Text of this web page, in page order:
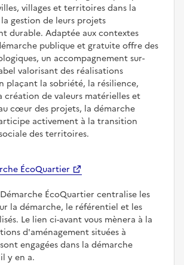
villages et territoires dans la
gestion de leurs projets
durable. Adaptée aux contextes
publique et gratuite offre des
un accompagnement sur-
valorisant des réalisations
plaçant la sobriété, la résilience,
création de valeurs matérielles et
cœur des projets, la démarche
activement à la transition
des territoires.
ÉcoQuartier
ÉcoQuartier centralise les
la démarche, le référentiel et les
Le lien ci-avant vous mènera à la
d'aménagement situées à
engagées dans la démarche
y en a.